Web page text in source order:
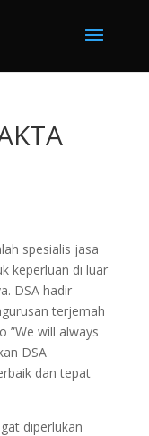
spesialis jasa
keperluan di luar
DSA hadir
terjemah
”We will always
DSA
dan tepat
diperlukan